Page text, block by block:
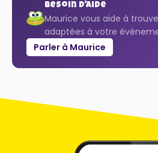
Besoin d'aide
Maurice vous aide à
adaptées à votre
Parler à Maurice